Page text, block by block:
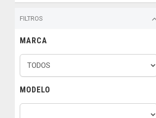
FILTROS
MARCA
MODELO